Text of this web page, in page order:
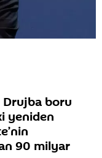
Drujba boru
yeniden
90 milyar